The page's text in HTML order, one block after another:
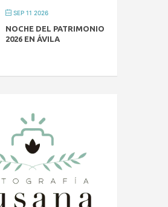
SEP 11 2026
NOCHE DEL PATRIMONIO
2026 EN ÁVILA